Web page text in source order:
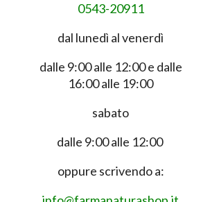
0543-20911
dal lunedì al venerdì
dalle 9:00 alle 12:00 e dalle
16:00 alle 19:00
sabato
dalle 9:00 alle 12:00
oppure scrivendo a: